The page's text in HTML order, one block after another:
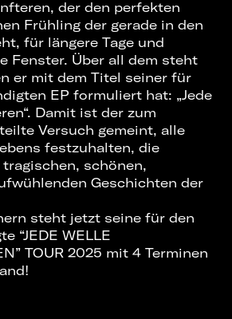
der den perfekten
Frühling der gerade in den
für längere Tage und
Fenster. Über all dem steht
er mit dem Titel seiner für
EP formuliert hat: „Jede
Damit ist der zum
Versuch gemeint, alle
festzuhalten, die
schönen,
Geschichten der
steht jetzt seine für den
“JEDE WELLE
TOUR 2025 mit 4 Terminen